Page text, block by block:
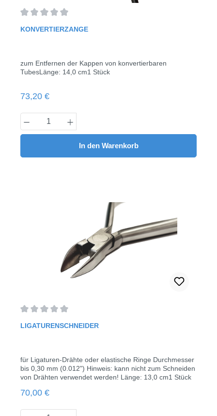
KONVERTIERZANGE
zum Entfernen der Kappen von konvertierbaren
TubesLänge: 14,0 cm1 Stück
Regulärer Preis:
73,20 €
Produkt Anzahl: Gib den gewünschten
In den Warenkorb
LIGATURENSCHNEIDER
für Ligaturen-Drähte oder elastische Ringe Durchmesser
bis 0,30 mm (0.012") Hinweis: kann nicht zum Schneiden
von Drähten verwendet werden! Länge: 13,0 cm1 Stück
Regulärer Preis:
70,00 €